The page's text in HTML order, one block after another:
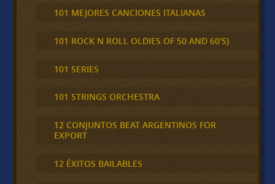
101 MEJORES CANCIONES ITALIANAS
101 ROCK N ROLL OLDIES OF 50 AND 60'S}
101 SERIES
101 STRINGS ORCHESTRA
12 CONJUNTOS BEAT ARGENTINOS FOR
EXPORT
12 ÉXITOS BAILABLES